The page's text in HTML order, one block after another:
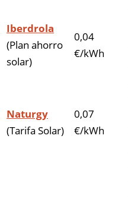
Iberdrola
(Plan ahorro
solar)
0,04
€/kWh
Naturgy
(Tarifa Solar)
0,07
€/kWh